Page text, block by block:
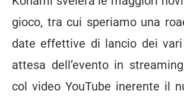
gioco, tra cui speriamo una
date effettive di lancio dei
attesa dell’evento in
col video YouTube inerente il